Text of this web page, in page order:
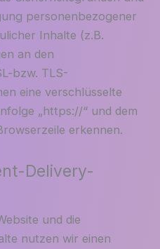
personenbezogener
Inhalte (z.B.
an den
bzw. TLS-
eine verschlüsselte
„https://“ und dem
erkennen.
Delivery-
und die
nutzen wir einen